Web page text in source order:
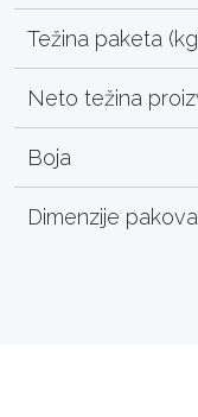
Težina paketa
Neto težina
Boja
Dimenzije